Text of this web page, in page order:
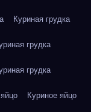
Куриная грудка
грудка
грудка
Куриное яйцо